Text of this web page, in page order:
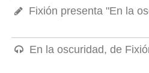
Fixión presenta "En la
En la oscuridad, de